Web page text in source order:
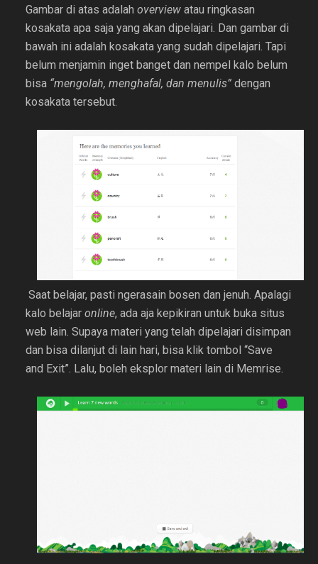
Gambar di atas adalah overview atau ringkasan
kosakata apa saja yang akan dipelajari. Dan gambar di
bawah ini adalah kosakata yang sudah dipelajari. Tapi
belum menjamin inget banget dan nempel kalo belum
bisa “mengolah, menghafal, dan menulis” dengan
kosakata tersebut.
Saat belajar, pasti ngerasain bosen dan jenuh. Apalagi
kalo belajar online, ada aja kepikiran untuk buka situs
web lain. Supaya materi yang telah dipelajari disimpan
dan bisa dilanjut di lain hari, bisa klik tombol “Save
and Exit”. Lalu, boleh eksplor materi lain di Memrise.